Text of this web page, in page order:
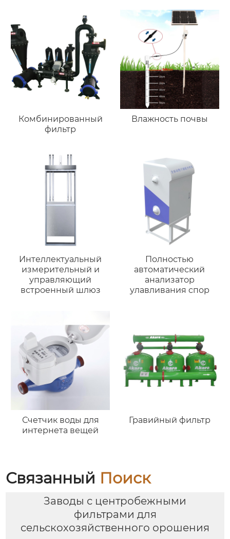
Комбинированный
фильтр
Влажность почвы
Интеллектуальный
измерительный и
управляющий
встроенный шлюз
Полностью
автоматический
анализатор
улавливания спор
Счетчик воды для
интернета вещей
Гравийный фильтр
Связанный Поиск
Заводы с центробежными
фильтрами для
сельскохозяйственного орошения